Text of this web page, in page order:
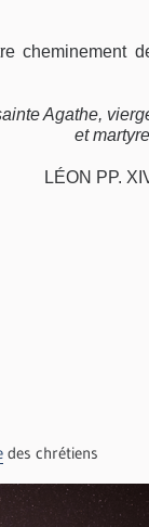
cheminement
Agathe,
et
LÉON PP.
des chrétiens